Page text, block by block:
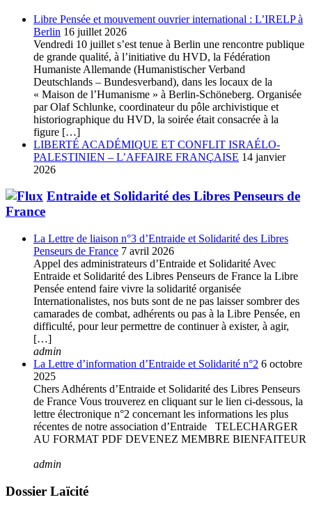
Libre Pensée et mouvement ouvrier international : L’IRELP à
Berlin 16 juillet 2026
Vendredi 10 juillet s’est tenue à Berlin une rencontre publique
de grande qualité, à l’initiative du HVD, la Fédération
Humaniste Allemande (Humanistischer Verband
Deutschlands – Bundesverband), dans les locaux de la
« Maison de l’Humanisme » à Berlin-Schöneberg. Organisée
par Olaf Schlunke, coordinateur du pôle archivistique et
historiographique du HVD, la soirée était consacrée à la
figure […]
LIBERTÉ ACADÉMIQUE ET CONFLIT ISRAÉLO-
PALESTINIEN – L’AFFAIRE FRANÇAISE 14 janvier
2026
Entraide et Solidarité des Libres Penseurs de
France
La Lettre de liaison n°3 d’Entraide et Solidarité des Libres
Penseurs de France 7 avril 2026
Appel des administrateurs d’Entraide et Solidarité Avec
Entraide et Solidarité des Libres Penseurs de France la Libre
Pensée entend faire vivre la solidarité organisée
Internationalistes, nos buts sont de ne pas laisser sombrer des
camarades de combat, adhérents ou pas à la Libre Pensée, en
difficulté, pour leur permettre de continuer à exister, à agir,
[…]
admin
La Lettre d’information d’Entraide et Solidarité n°2 6 octobre
2025
Chers Adhérents d’Entraide et Solidarité des Libres Penseurs
de France Vous trouverez en cliquant sur le lien ci-dessous, la
lettre électronique n°2 concernant les informations les plus
récentes de notre association d’Entraide TELECHARGER
AU FORMAT PDF DEVENEZ MEMBRE BIENFAITEUR
admin
Dossier Laïcité